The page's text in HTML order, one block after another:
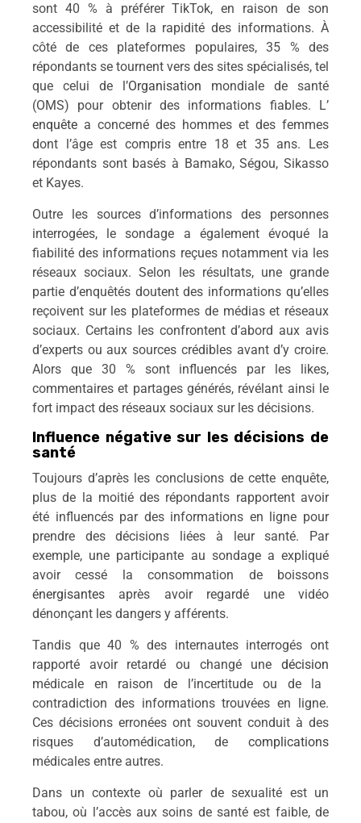
sont 40 % à préférer TikTok, en raison de son
accessibilité et de la rapidité des informations. À
côté de ces plateformes populaires, 35 % des
répondants se tournent vers des sites spécialisés, tel
que celui de l’Organisation mondiale de santé
(OMS) pour obtenir des informations fiables. L’
enquête a concerné des hommes et des femmes
dont l’âge est compris entre 18 et 35 ans. Les
répondants sont basés à Bamako, Ségou, Sikasso
et Kayes.
Outre les sources d’informations des personnes
interrogées, le sondage a également évoqué la
fiabilité des informations reçues notamment via les
réseaux sociaux. Selon les résultats, une grande
partie d’enquêtés doutent des informations qu’elles
reçoivent sur les plateformes de médias et réseaux
sociaux. Certains les confrontent d’abord aux avis
d’experts ou aux sources crédibles avant d’y croire.
Alors que 30 % sont influencés par les likes,
commentaires et partages générés, révélant ainsi le
fort impact des réseaux sociaux sur les décisions.
Influence négative sur les décisions de
santé
Toujours d’après les conclusions de cette enquête,
plus de la moitié des répondants rapportent avoir
été influencés par des informations en ligne pour
prendre des décisions liées à leur santé. Par
exemple, une participante au sondage a expliqué
avoir cessé la consommation de boissons
énergisantes après avoir regardé une vidéo
dénonçant les dangers y afférents.
Tandis que 40 % des internautes interrogés ont
rapporté avoir retardé ou changé une décision
médicale en raison de l’incertitude ou de la
contradiction des informations trouvées en ligne.
Ces décisions erronées ont souvent conduit à des
risques d’automédication, de complications
médicales entre autres.
Dans un contexte où parler de sexualité est un
tabou, où l’accès aux soins de santé est faible, de